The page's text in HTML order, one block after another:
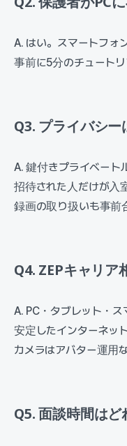
A. はい。スマートフォ
事前に5分のチュート
Q3. プライバシ
A. 鍵付きプライベート
招待された人だけが入
録画の取り扱いも事前
Q4. ZEPキャリア
A. PC・タブレット・ス
安定したインターネッ
カメラはアバター運用
Q5. 面談時間は